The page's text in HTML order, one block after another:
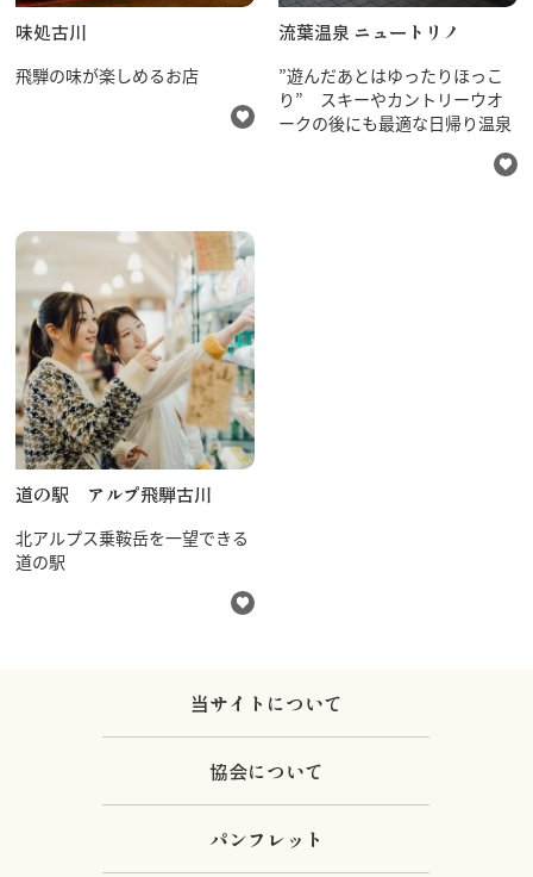
味処古川
飛騨の味が楽しめるお店
流葉温泉 ニュートリノ
”遊んだあとはゆったりほっこ
り” スキーやカントリーウオ
ークの後にも最適な日帰り温泉
道の駅 アルプ飛騨古川
北アルプス乗鞍岳を一望できる
道の駅
当サイトについて
協会について
パンフレット